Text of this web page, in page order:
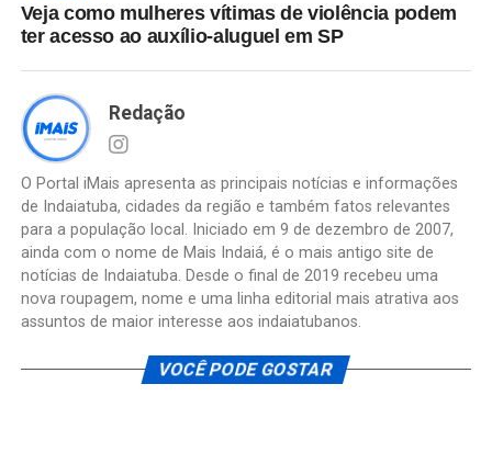
Veja como mulheres vítimas de violência podem
ter acesso ao auxílio-aluguel em SP
Redação
O Portal iMais apresenta as principais notícias e informações
de Indaiatuba, cidades da região e também fatos relevantes
para a população local. Iniciado em 9 de dezembro de 2007,
ainda com o nome de Mais Indaiá, é o mais antigo site de
notícias de Indaiatuba. Desde o final de 2019 recebeu uma
nova roupagem, nome e uma linha editorial mais atrativa aos
assuntos de maior interesse aos indaiatubanos.
VOCÊ PODE GOSTAR